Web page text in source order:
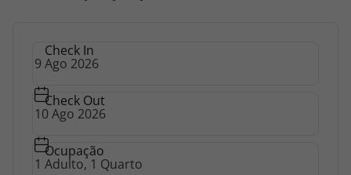
Check In
Check Out
Ocupação